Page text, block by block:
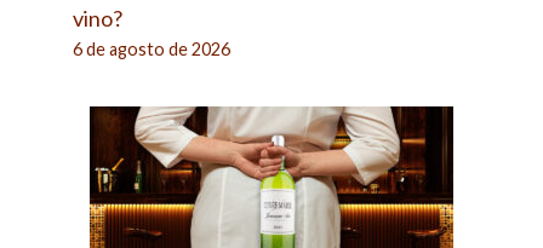
vino?
6 de agosto de 2026